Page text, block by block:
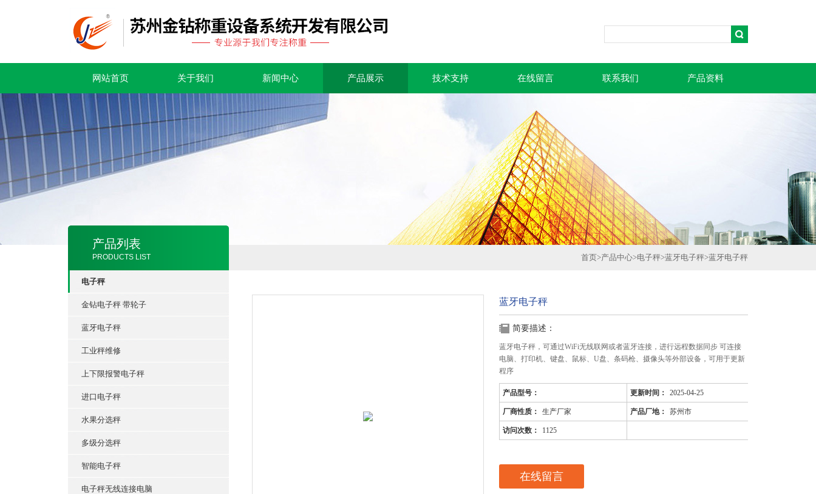
网站首页 关于我们 新闻中心 产品展示 技术支持 在线留言 联系我们 产品资料
产品列表
PRODUCTS LIST
电子秤
金钻电子秤 带轮子
蓝牙电子秤
工业秤维修
上下限报警电子秤
进口电子秤
水果分选秤
多级分选秤
智能电子秤
电子秤无线连接电脑
首页>产品中心>电子秤>蓝牙电子秤>蓝牙电子秤
蓝牙电子秤
简要描述：
蓝牙电子秤，可通过WiFi无线联网或者蓝牙连接，进行远程数据同步 可连接
电脑、打印机、键盘、鼠标、U盘、条码枪、摄像头等外部设备，可用于更新
程序
产品型号： 更新时间： 2025-04-25
厂商性质： 生产厂家 产品厂地： 苏州市
访问次数： 1125
在线留言